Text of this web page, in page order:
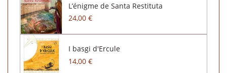
L’énigme de Santa Restituta
24,00 €
I basgi d'Ercule
14,00 €